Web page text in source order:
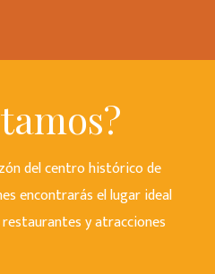
del centro histórico de
encontrarás el lugar ideal
y atracciones